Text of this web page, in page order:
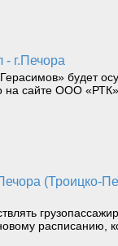
- г.Печора
будет
сайте ООО